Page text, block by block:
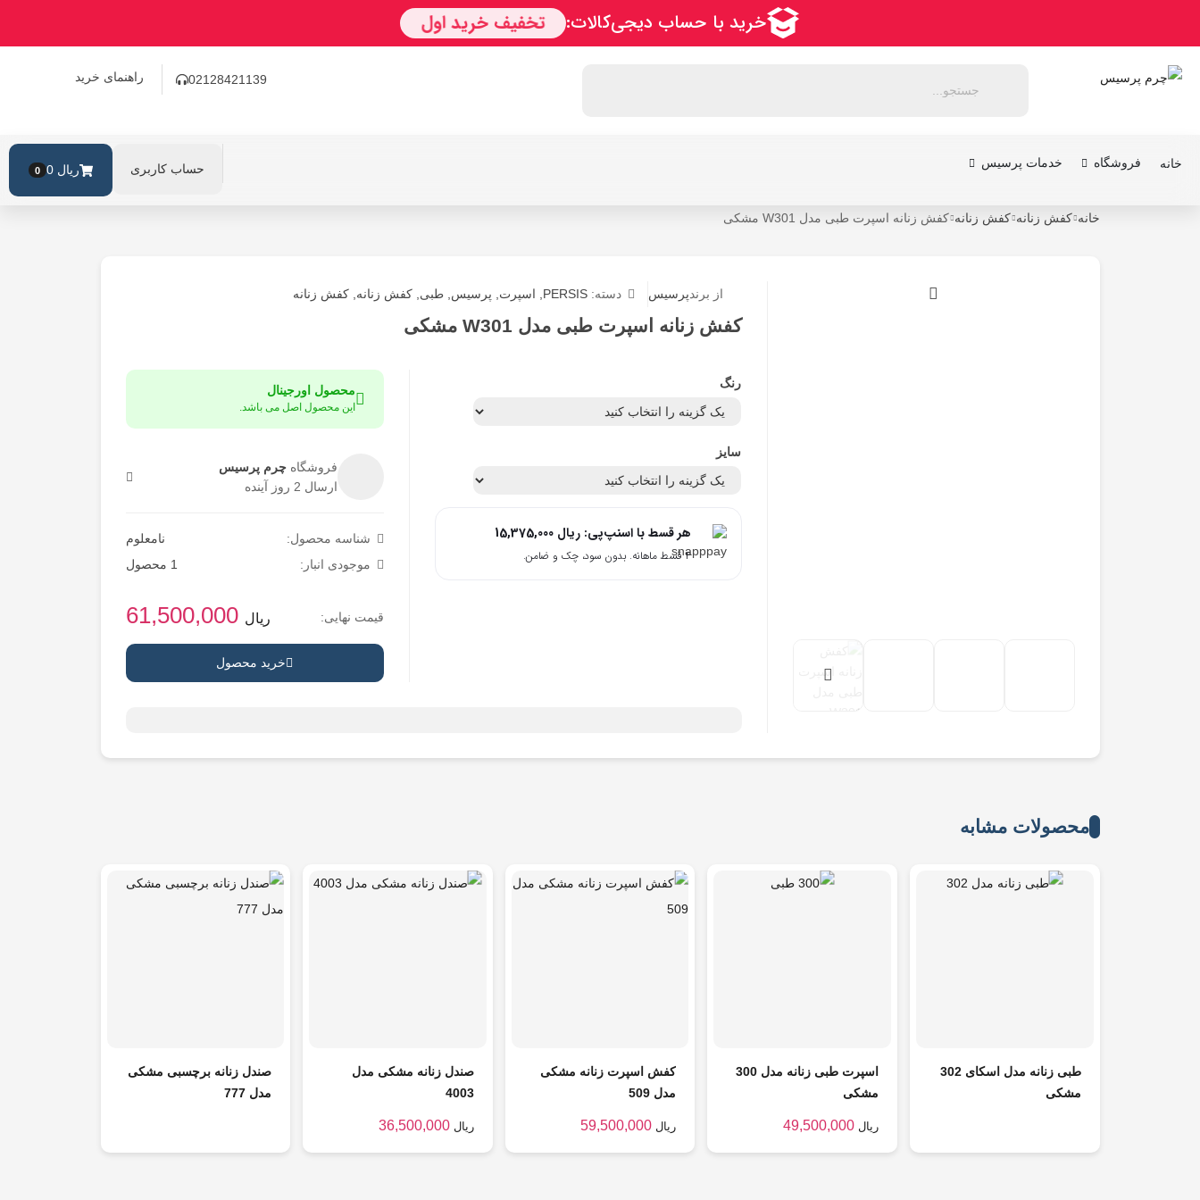
02128421139 راهنمای خرید
خانه فروشگاه خدمات پرسیس حساب کاربری 0 ریال 0
خانه کفش زنانه کفش زنانه کفش زنانه اسپرت طبی مدل W301 مشکی
از برندپرسیس دسته: PERSIS اسپرت پرسیس ,طبی ,کفش زنانه ,کفش زنانه
کفش زنانه اسپرت طبی مدل W301 مشکی
رنگ
سایز
هر قسط با اسنپ‌پی: 15,375,000 ریال
۴ قسط ماهانه. بدون سود، چک و ضامن.
محصول اورجینال
این محصول اصل می باشد.
فروشگاهچرم پرسیس
ارسال 2 روز آینده
شناسه محصول:
نامعلوم
موجودی انبار:
1 محصول
قیمت نهایی: 61,500,000 ریال
خرید محصول
محصولات مشابه
طبی زنانه مدل اسکای 302
مشکی
اسپرت طبی زنانه مدل 300
مشکی
49,500,000 ریال
کفش اسپرت زنانه مشکی
مدل 509
59,500,000 ریال
صندل زنانه مشکی مدل
4003
36,500,000 ریال
صندل زنانه برچسبی مشکی
مدل 777